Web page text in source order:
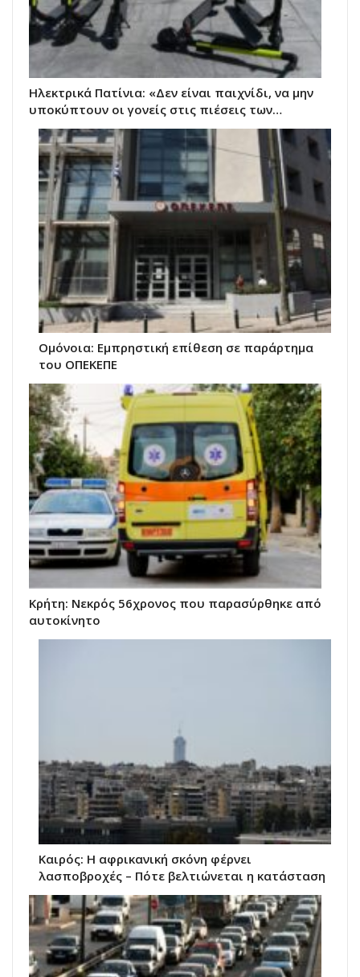
Ηλεκτρικά Πατίνια: «Δεν είναι παιχνίδι, να μην
υποκύπτουν οι γονείς στις πιέσεις των…
Ομόνοια: Εμπρηστική επίθεση σε παράρτημα
του ΟΠΕΚΕΠΕ
Κρήτη: Νεκρός 56χρονος που παρασύρθηκε από
αυτοκίνητο
Καιρός: Η αφρικανική σκόνη φέρνει
λασποβροχές – Πότε βελτιώνεται η κατάσταση